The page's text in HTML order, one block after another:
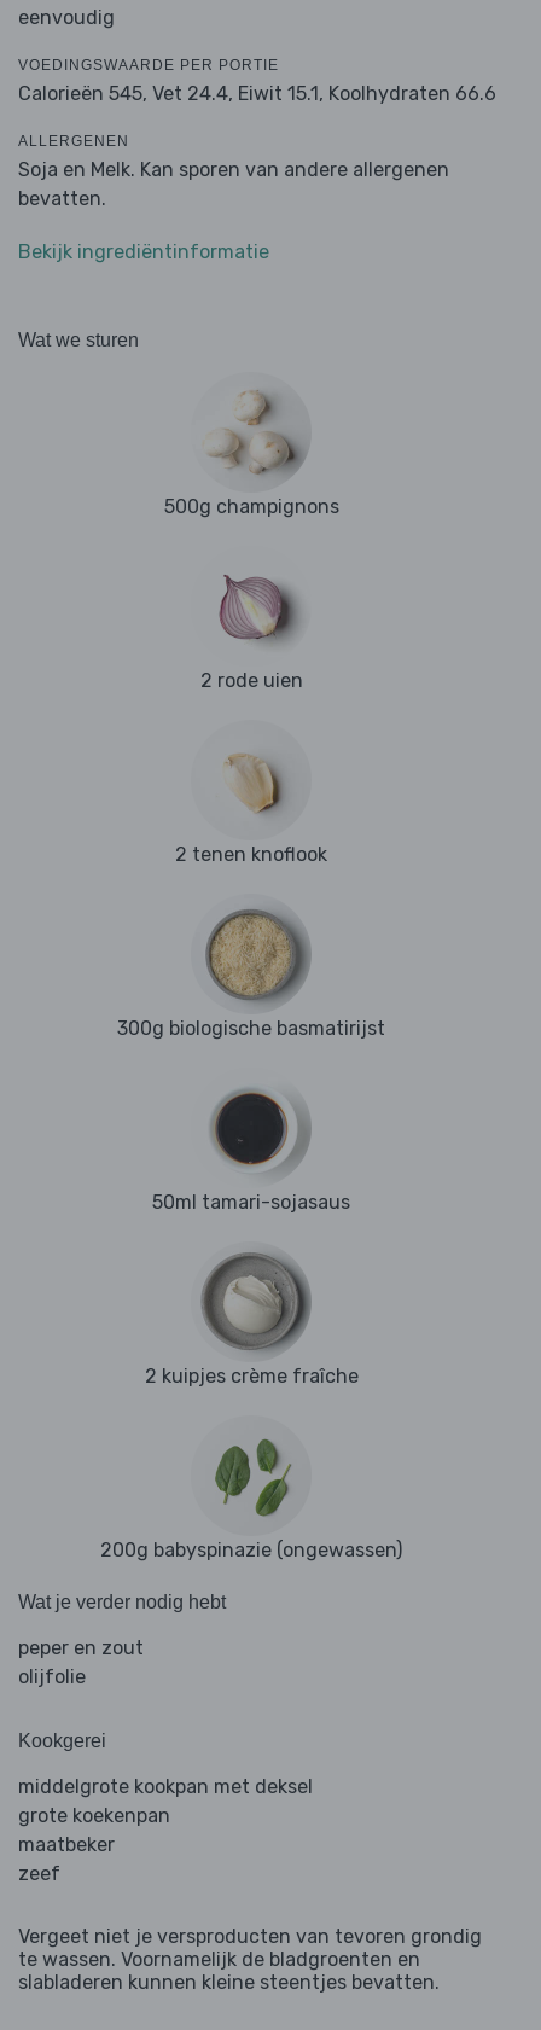
eenvoudig
VOEDINGSWAARDE PER PORTIE
Calorieën 545, Vet 24.4, Eiwit 15.1, Koolhydraten 66.6
ALLERGENEN
Soja en Melk. Kan sporen van andere allergenen
bevatten.
Bekijk ingrediëntinformatie
Wat we sturen
500g champignons
2 rode uien
2 tenen knoflook
300g biologische basmatirijst
50ml tamari-sojasaus
2 kuipjes crème fraîche
200g babyspinazie (ongewassen)
Wat je verder nodig hebt
peper en zout
olijfolie
Kookgerei
middelgrote kookpan met deksel
grote koekenpan
maatbeker
zeef
Vergeet niet je versproducten van tevoren grondig
te wassen. Voornamelijk de bladgroenten en
slabladeren kunnen kleine steentjes bevatten.